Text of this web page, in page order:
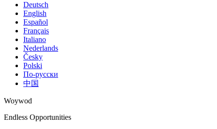
Deutsch
English
Español
Français
Italiano
Nederlands
Česky
Polski
По-русски
中国
Woywod
Endless Opportunities